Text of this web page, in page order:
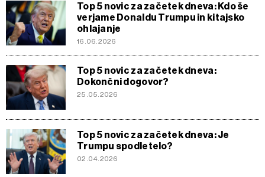
Top 5 novic za začetek dneva: Kdo še
verjame Donaldu Trumpu in kitajsko
ohlajanje
16.06.2026
Top 5 novic za začetek dneva:
Dokončni dogovor?
25.05.2026
Top 5 novic za začetek dneva: Je
Trumpu spodletelo?
02.04.2026